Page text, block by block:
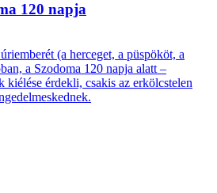
120 napja
(a herceget, a püspököt, a
a Szodoma 120 napja alatt –
kiélése érdekli, csakis az erkölcstelen